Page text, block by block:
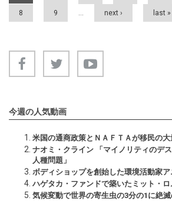
8 9 … next › last »
今週の人気動画
米国の通商政策とＮＡＦＴＡが移民の
ナオミ・クライン 「マイノリティのデ
人種問題」
ボディショップを創始した環境活動家
ハゲタカ・ファンドで築いたミット・
気候変動で世界の寄生虫の3分の1に絶